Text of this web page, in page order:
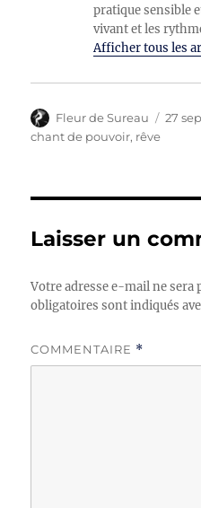
pratique sensible
vivant et les
Afficher tous les
Auteur
Fleur de Sureau 27
chant de pouvoir, rêve
Laisser un
Votre adresse e-mail ne sera
obligatoires sont indiqués
COMMENTAIRE *